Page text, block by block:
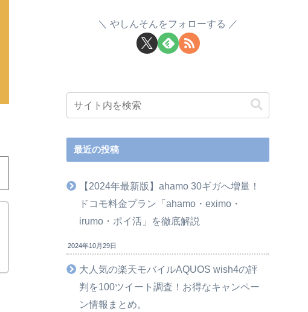
やしんそんをフォローする
最近の投稿
【2024年最新版】ahamo 30ギガへ増量！
ドコモ料金プラン「ahamo・eximo・
irumo・ポイ活」を徹底解説
2024年10月29日
大人気の楽天モバイルAQUOS wish4の評
判を100ツイート調査！お得なキャンペー
ン情報まとめ。